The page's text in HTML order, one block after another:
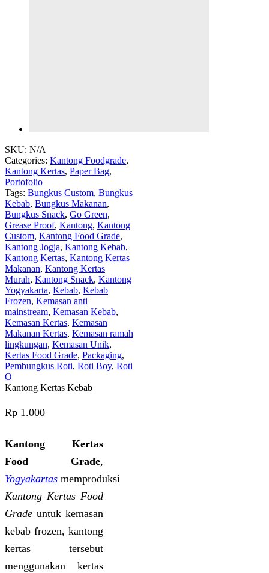
SKU: N/A
Categories: Kantong Foodgrade,
Kantong Kertas, Paper Bag,
Portofolio
Tags: Bungkus Custom, Bungkus
Kebab, Bungkus Makanan,
Bungkus Snack, Go Green,
Grease Proof, Kantong, Kantong
Custom, Kantong Food Grade,
Kantong Jogja, Kantong Kebab,
Kantong Kertas, Kantong Kertas
Makanan, Kantong Kertas
Murah, Kantong Snack, Kantong
Yogyakarta, Kebab, Kebab
Frozen, Kemasan anti
mainstream, Kemasan Kebab,
Kemasan Kertas, Kemasan
Makanan Kertas, Kemasan ramah
lingkungan, Kemasan Unik,
Kertas Food Grade, Packaging,
Pembungkus Roti, Roti Boy, Roti
O
Kantong Kertas Kebab
Rp 1.000
Kantong Kertas
Food Grade,
Yogyakartas memproduksi
Kantong Kertas Food
Grade untuk kemasan
kebab frozen, kantong
kertas tersebut
menggunakan kertas